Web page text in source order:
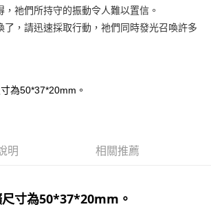
含以上)免運費
含以上)免運費
，祂們所持守的振動令人難以置信。
了，請迅速採取行動，祂們同時發光召喚許多
為50*37*20mm。
明 相關推薦
寸為50*37*20mm。